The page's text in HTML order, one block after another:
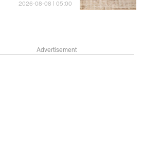
05:00 | 2026-08-08
Advertisement